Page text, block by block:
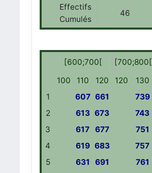
Effectifs
Cumulés
46
[600;700[ [700;800[
100
110 120 120 130
1
607 661 739
2
613 673 743
3
617 677 751
4
619 683 757
5
631 691 761